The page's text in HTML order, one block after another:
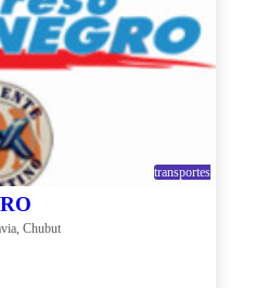
transportes
Chubut